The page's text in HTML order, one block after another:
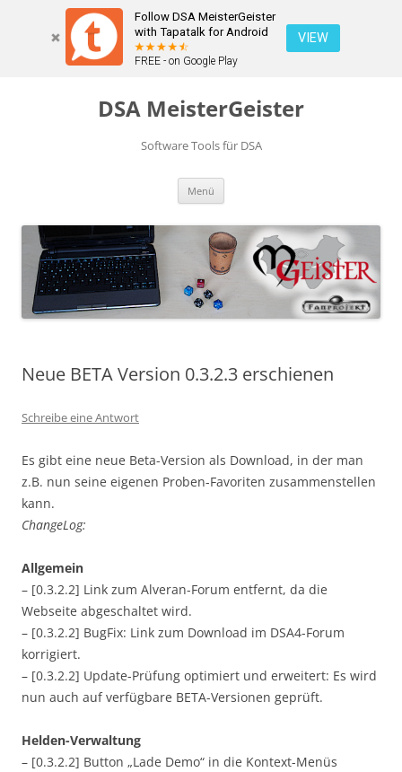
Follow DSA MeisterGeister
with Tapatalk for Android
FREE - on Google Play
VIEW
DSA MeisterGeister
Software Tools für DSA
Menü
Neue BETA Version 0.3.2.3 erschienen
Schreibe eine Antwort
Es gibt eine neue Beta-Version als Download, in der man
z.B. nun seine eigenen Proben-Favoriten zusammenstellen
kann.
ChangeLog:
Allgemein
– [0.3.2.2] Link zum Alveran-Forum entfernt, da die
Webseite abgeschaltet wird.
– [0.3.2.2] BugFix: Link zum Download im DSA4-Forum
korrigiert.
– [0.3.2.2] Update-Prüfung optimiert und erweitert: Es wird
nun auch auf verfügbare BETA-Versionen geprüft.
Helden-Verwaltung
– [0.3.2.2] Button „Lade Demo“ in die Kontext-Menüs